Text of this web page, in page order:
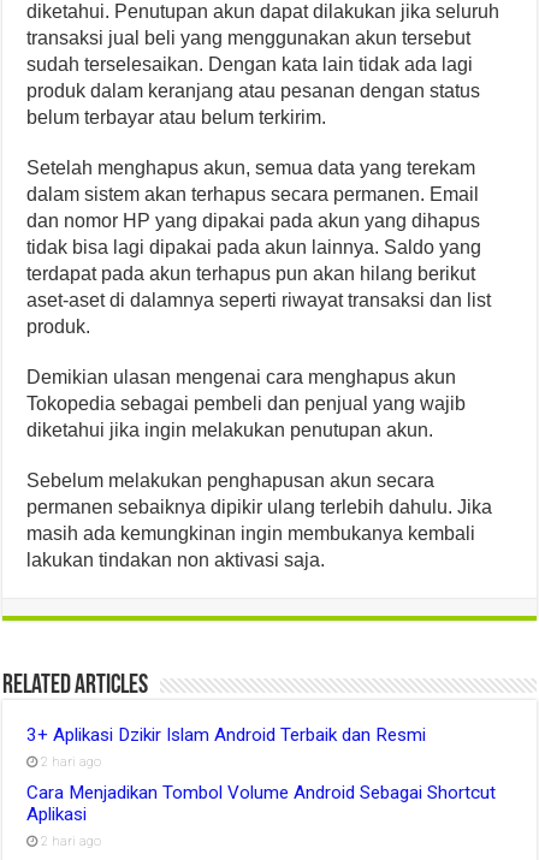
diketahui. Penutupan akun dapat dilakukan jika seluruh
transaksi jual beli yang menggunakan akun tersebut
sudah terselesaikan. Dengan kata lain tidak ada lagi
produk dalam keranjang atau pesanan dengan status
belum terbayar atau belum terkirim.
Setelah menghapus akun, semua data yang terekam
dalam sistem akan terhapus secara permanen. Email
dan nomor HP yang dipakai pada akun yang dihapus
tidak bisa lagi dipakai pada akun lainnya. Saldo yang
terdapat pada akun terhapus pun akan hilang berikut
aset-aset di dalamnya seperti riwayat transaksi dan list
produk.
Demikian ulasan mengenai cara menghapus akun
Tokopedia sebagai pembeli dan penjual yang wajib
diketahui jika ingin melakukan penutupan akun.
Sebelum melakukan penghapusan akun secara
permanen sebaiknya dipikir ulang terlebih dahulu. Jika
masih ada kemungkinan ingin membukanya kembali
lakukan tindakan non aktivasi saja.
Related Articles
3+ Aplikasi Dzikir Islam Android Terbaik dan Resmi
2 hari ago
Cara Menjadikan Tombol Volume Android Sebagai Shortcut
Aplikasi
2 hari ago